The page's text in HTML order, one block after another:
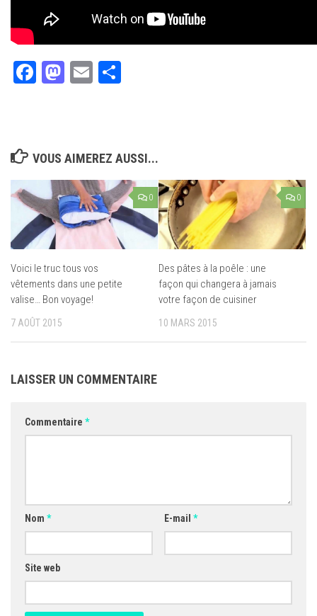
Facebook
Mastodon
Email
VOUS AIMEREZ AUSSI...
0
Voici le truc tous vos
vêtements dans une petite
valise… Bon voyage!
7 AOÛT 2015
0
Des pâtes à la poêle : une
façon qui changera à jamais
votre façon de cuisiner
10 MARS 2015
LAISSER UN COMMENTAIRE
Commentaire *
Nom * E-mail *
Site web